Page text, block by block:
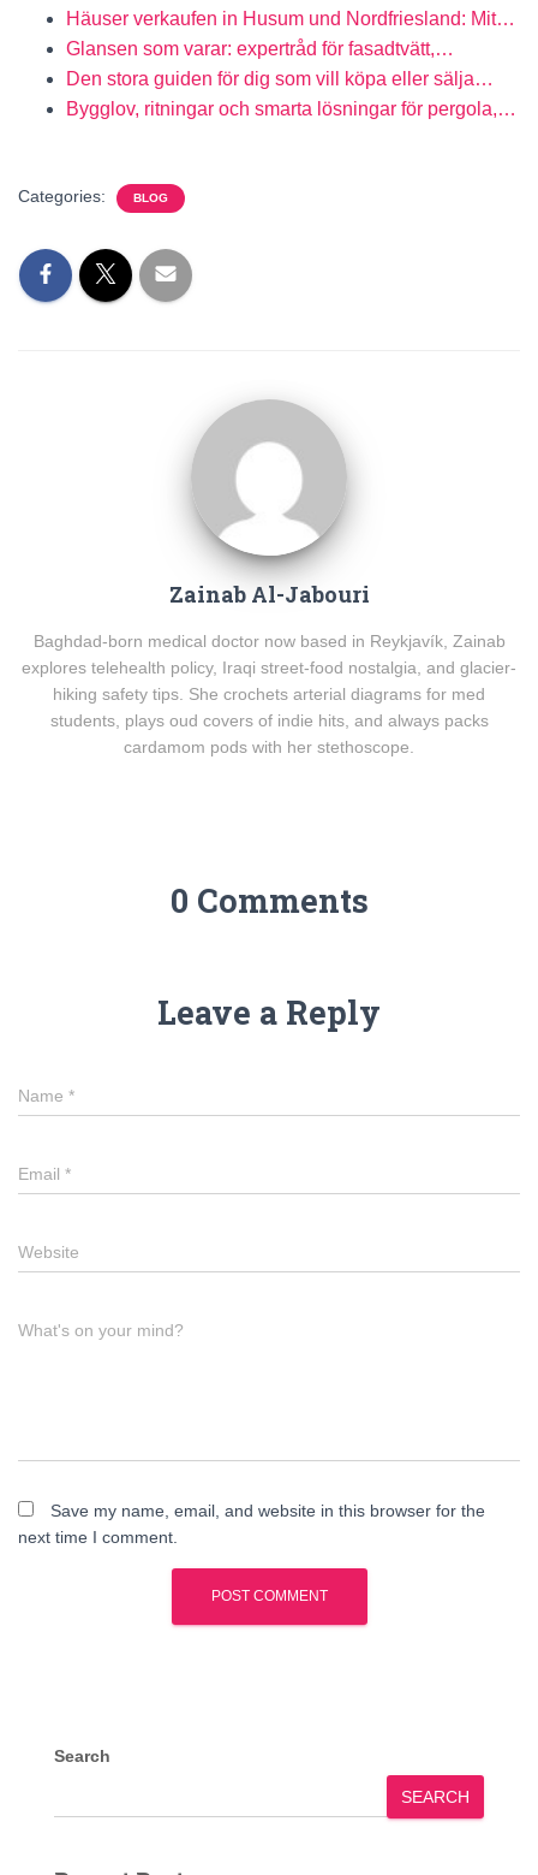
Häuser verkaufen in Husum und Nordfriesland: Mit…
Glansen som varar: expertråd för fasadtvätt,…
Den stora guiden för dig som vill köpa eller sälja…
Bygglov, ritningar och smarta lösningar för pergola,…
Categories: BLOG
Zainab Al-Jabouri
Baghdad-born medical doctor now based in Reykjavík, Zainab
explores telehealth policy, Iraqi street-food nostalgia, and glacier-
hiking safety tips. She crochets arterial diagrams for med
students, plays oud covers of indie hits, and always packs
cardamom pods with her stethoscope.
0 Comments
Leave a Reply
Name *
Email *
Website
What's on your mind?
Save my name, email, and website in this browser for the
next time I comment.
Search
SEARCH